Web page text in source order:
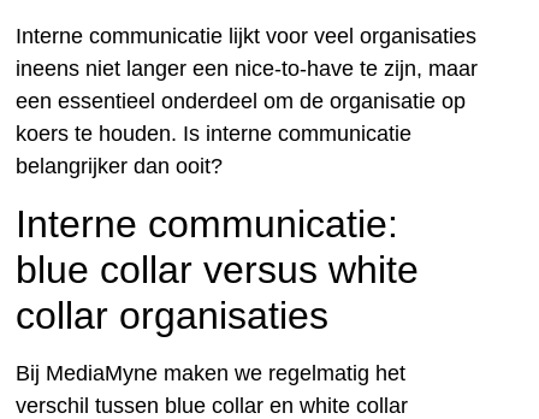
Interne communicatie lijkt voor veel organisaties
ineens niet langer een nice-to-have te zijn, maar
een essentieel onderdeel om de organisatie op
koers te houden. Is interne communicatie
belangrijker dan ooit?
Interne communicatie:
blue collar versus white
collar organisaties
Bij MediaMyne maken we regelmatig het
verschil tussen blue collar en white collar